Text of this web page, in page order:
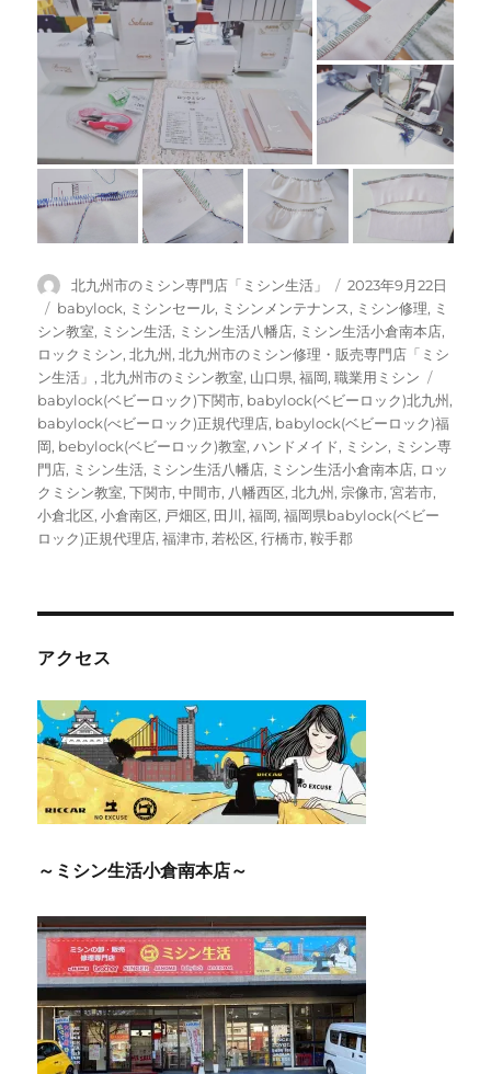
投
稿
者
北九州市のミシン専門店「ミシン生活」
投
稿
日:
2023年9月22日
カ
テ
ゴ
リ
ー
babylock, ミシンセール, ミシンメンテナンス, ミシン修理, ミ
シン教室, ミシン生活, ミシン生活八幡店, ミシン生活小倉南本店,
ロックミシン,北九州 ,北九州市のミシン修理・販売専門店「ミシ
ン生活」 ,北九州市のミシン教室, 山口県,福岡,職業用ミシン
グ
babylock(ベビーロック)下関市, babylock(ベビーロック)北九州 ,
babylock(べビーロック)正規代理店, babylock(ベビーロック)福
岡, bebylock(ベビーロック)教室,ハンドメイド, ミシン, ミシン専
門店, ミシン生活, ミシン生活八幡店, ミシン生活小倉南本店, ロッ
クミシン教室,下関市,中間市, 八幡西区,北九州 , 宗像市,宮若市,
小倉北区,小倉南区, 戸畑区, 田川,福岡,福岡県babylock(ベビー
ロック)正規代理店,福津市, 若松区,行橋市,鞍手郡
アクセス
～ミシン生活小倉南本店～